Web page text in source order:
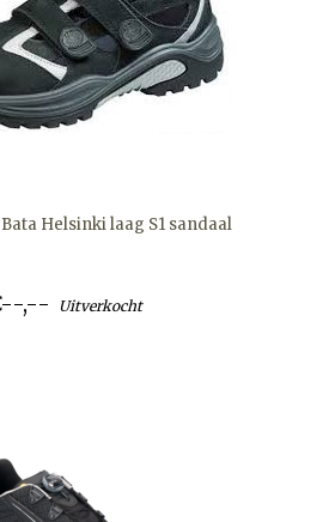
Helsinki laag S1 sandaal
,-- Uitverkocht